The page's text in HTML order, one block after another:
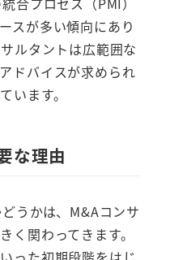
スが多い傾向にあり
ルタントは広範囲な
ドバイスが求められ
います。
な理由
うかは、M&Aコンサ
く関わってきます。